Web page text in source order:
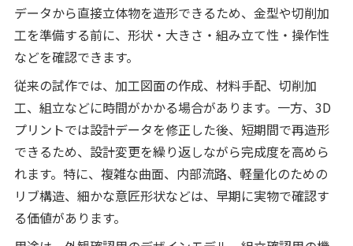
データから直接立体物を造形できるため、金型や切削加
工を準備する前に、形状・大きさ・組み立て性・操作性
などを確認できます。
従来の試作では、加工図面の作成、材料手配、切削加
工、組立などに時間がかかる場合があります。一方、3D
プリントでは設計データを修正した後、短期間で再造形
できるため、設計変更を繰り返しながら完成度を高めら
れます。特に、複雑な曲面、内部流路、軽量化のための
リブ構造、細かな意匠形状などは、早期に実物で確認す
る価値があります。